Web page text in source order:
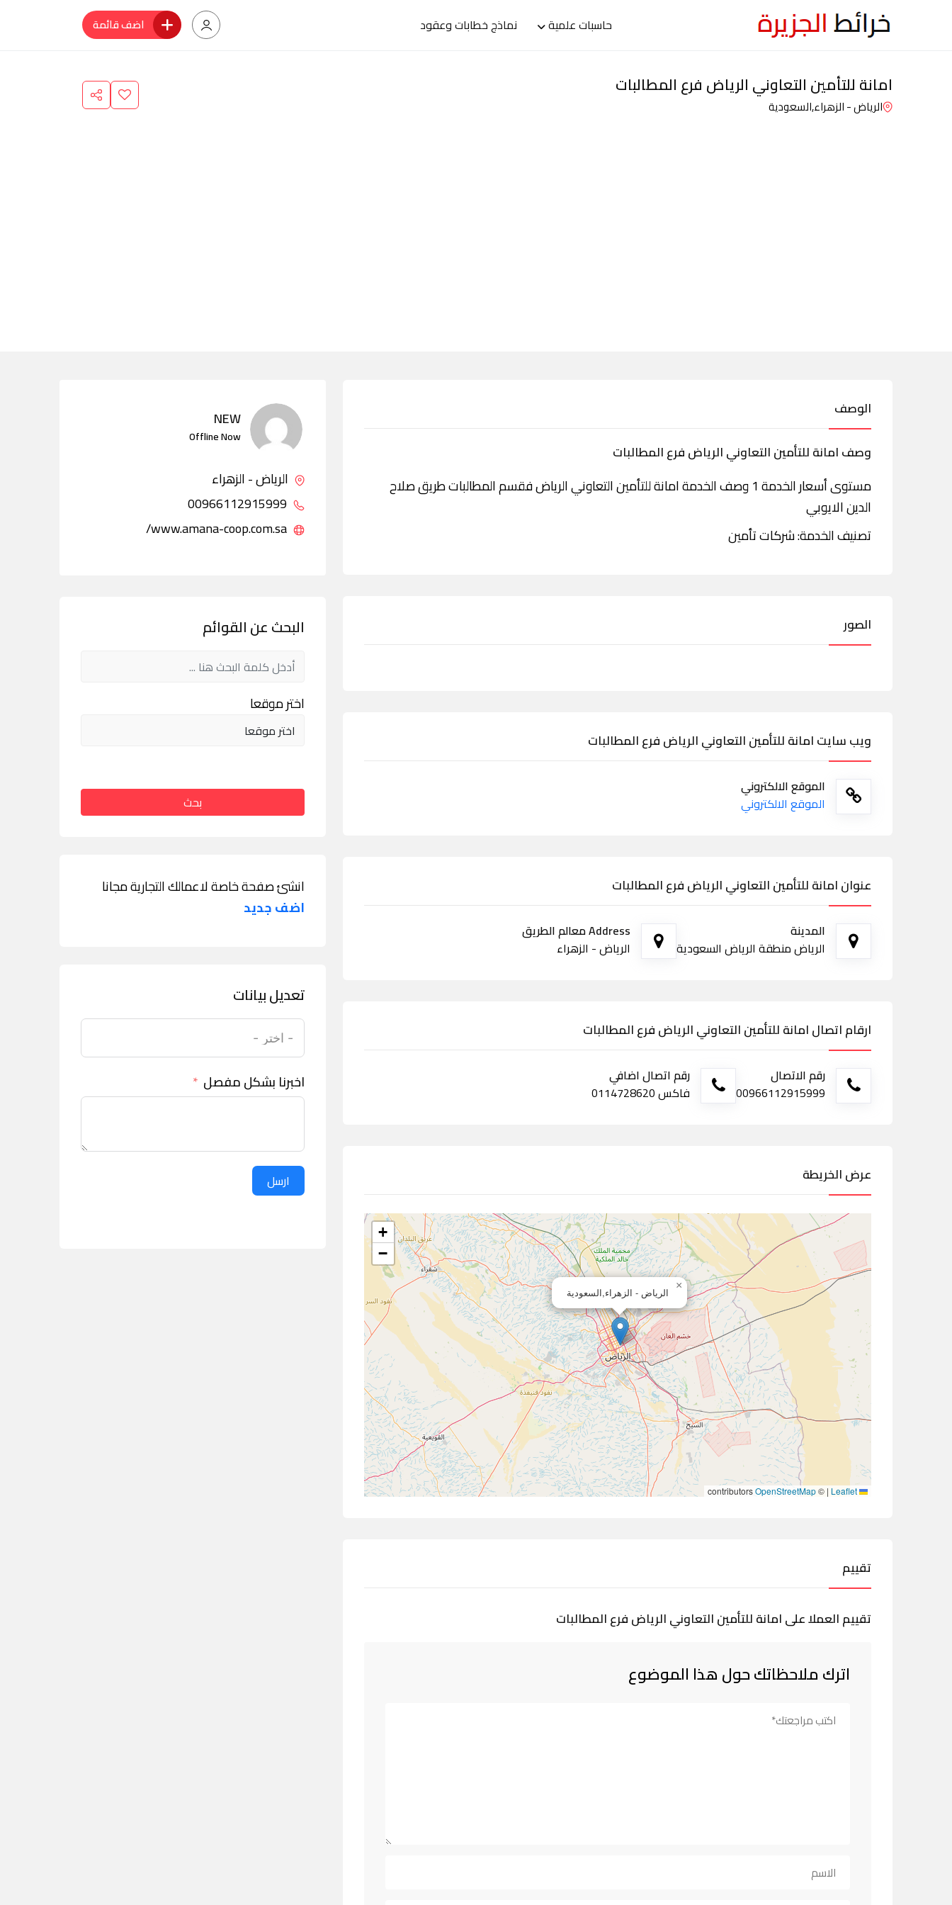
حاسبات علمية نماذج خطابات وعقود اضف قائمة
امانة للتأمين التعاوني الرياض فرع المطالبات
الرياض - الزهراء,السعودية
الوصف
وصف امانة للتأمين التعاوني الرياض فرع المطالبات
مستوى أسعار الخدمة 1 وصف الخدمة امانة للتأمين التعاوني الرياض فقسم المطالبات طريق صلاح
الدين الايوبي
تصنيف الخدمة: شركات تأمين
الصور
ويب سايت امانة للتأمين التعاوني الرياض فرع المطالبات
الموقع الالكتروني
الموقع الالكتروني
عنوان امانة للتأمين التعاوني الرياض فرع المطالبات
المدينة
الرياض منطقة الرياض السعودية
Address معالم الطريق
الرياض - الزهراء
ارقام اتصال امانة للتأمين التعاوني الرياض فرع المطالبات
رقم الاتصال
00966112915999
رقم اتصال اضافي
فاكس 0114728620
عرض الخريطة
الرياض - الزهراء,السعودية
×
+
−
|
©
OpenStreetMap
تقييم
تقييم العملا على امانة للتأمين التعاوني الرياض فرع المطالبات
اترك ملاحظاتك حول هذا الموضوع
NEW
Offline Now
الرياض - الزهراء
البحث عن القوائم
اختر موقعا
بحث
انشئ صفحة خاصة لاعمالك التجارية مجانا
اضف جديد
تعديل بيانات
اخبرنا بشكل مفصل
ارسل